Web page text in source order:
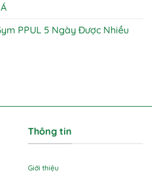
PPUL 5 Ngày Được Nhiều
Thông tin
Giới thiệu